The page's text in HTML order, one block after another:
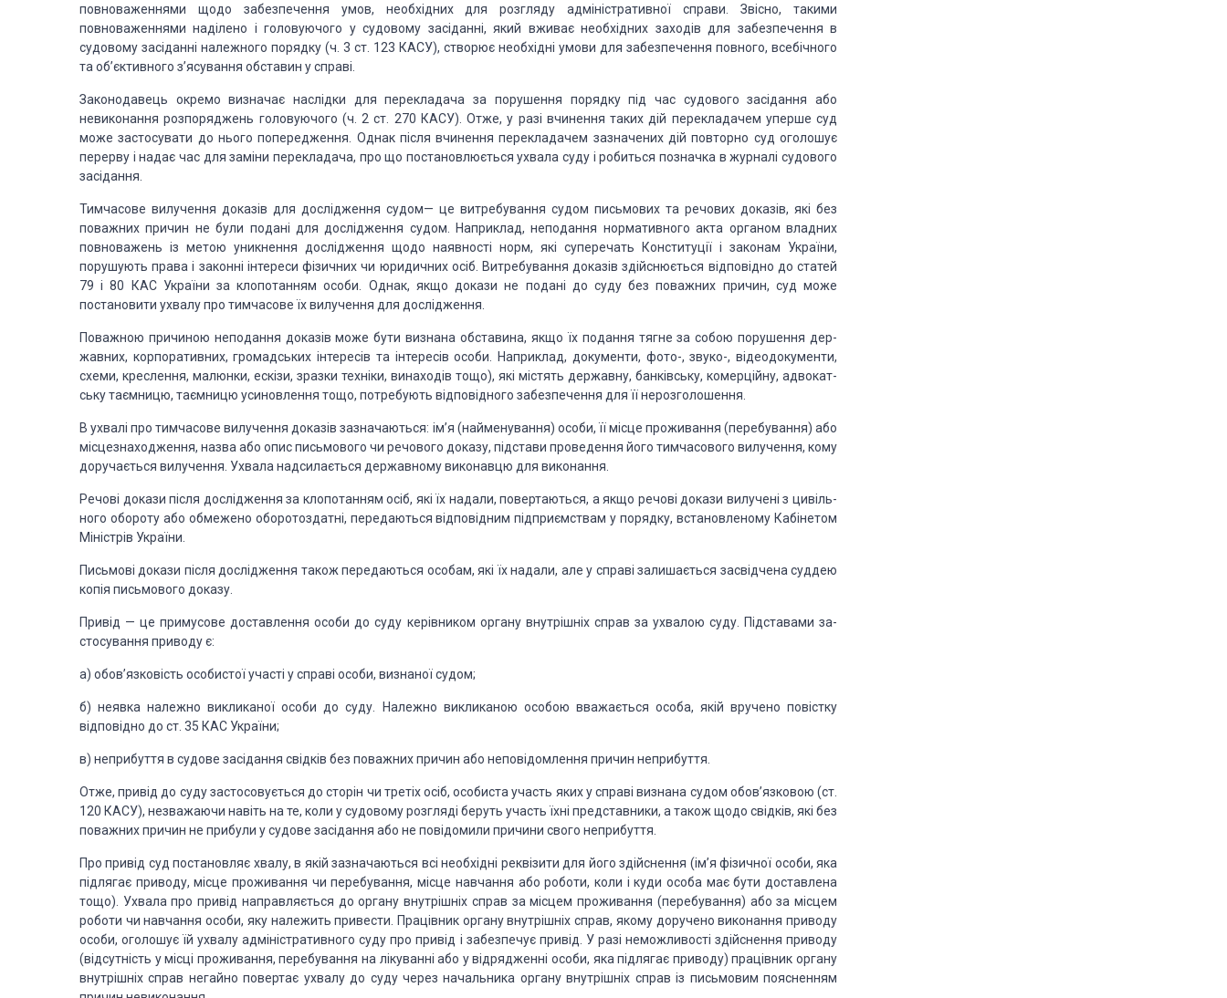
повноваженнями щодо забезпечення умов, необхідних для роз­гляду адміністративної справи. Звісно, такими
повноваження­ми наділено і головуючого у судовому засіданні, який вживає необхідних заходів для забезпечення в
судовому засіданні на­лежного порядку (ч. 3 ст. 123 КАСУ), створює необхідні умови для забезпечення повного, всебічного
та об’єктивного з’ясування обставин у справі.
Законодавець окремо визначає наслідки для перекладача за порушення порядку під час судового засідання або
невиконан­ня розпоряджень головуючого (ч. 2 ст. 270 КАСУ). Отже, у разі вчинення таких дій перекладачем уперше суд
може застосувати до нього попередження. Однак після вчинення перекладачем зазначених дій повторно суд оголошує
перерву і надає час для заміни перекладача, про що постановлюється ухвала суду і ро­биться позначка в журналі судового
засідання.
Тимчасове вилучення доказів для дослідження судом— це ви­требування судом письмових та речових доказів, які без
поваж­них причин не були подані для дослідження судом. Наприклад, неподання нормативного акта органом владних
повноважень із метою уникнення дослідження щодо наявності норм, які су­перечать Конституції і законам України,
порушують права і законні інтереси фізичних чи юридичних осіб. Витребування доказів здійснюється відповідно до статей
79 і 80 КАС України за клопотанням особи. Однак, якщо докази не подані до суду без поважних причин, суд може
постановити ухвалу про тимча­сове їх вилучення для дослідження.
Поважною причиною неподання доказів може бути визна­на обставина, якщо їх подання тягне за собою порушення дер­
жавних, корпоративних, громадських інтересів та інтересів особи. Наприклад, документи, фото-, звуко-, відеодокументи,
схеми, креслення, малюнки, ескізи, зразки техніки, винаходів тощо), які містять державну, банківську, комерційну, адвокат­
ську таємницю, таємницю усиновлення тощо, потребують від­повідного забезпечення для їїнерозголошення.
В ухвалі про тимчасове вилучення доказів зазначаються: ім’я (найменування) особи, її місце проживання (перебування) або
місцезнаходження, назва або опис письмового чи речового доказу, підстави проведення його тимчасового вилучення, кому
доручається вилучення. Ухвала надсилається державному вико­навцю для виконання.
Речові докази після дослідження за клопотанням осіб, які їх надали, повертаються, а якщо речові докази вилучені з цивіль­
ного обороту або обмежено оборотоздатні, передаються від­повідним підприємствам у порядку, встановленому Кабінетом
Міністрів України.
Письмові докази після дослідження також передаються особам, які їхнадали, але у справі залишається засвідчена суд­дею
копія письмового доказу.
Привід — це примусове доставлення особи до суду керівни­ком органу внутрішніх справ за ухвалою суду. Підставами за­
стосування приводу є:
а) обов’язковість особистої участі у справі особи, визнаної судом;
б) неявка належно викликаної особи до суду. Належно викликаною особою вважається особа, якій вручено повістку
відповідно до ст. 35 КАС України;
в) неприбуття в судове засідання свідків без поважних при­чин або неповідомлення причин неприбуття.
Отже, привід до суду застосовується до сторін чи третіх осіб, особиста участь яких у справі визнана судом обов’язковою (ст.
120 КАСУ), незважаючи навіть на те, коли у судовому роз­гляді беруть участь їхні представники, а також щодо свідків, які без
поважних причин не прибули у судове засідання або не повідомили причини свого неприбуття.
Про привід суд постановляє хвалу, в якій зазначаються всі необхідні реквізити для його здійснення (ім’я фізичної особи, яка
підлягає приводу, місце проживання чи перебування, місце навчання або роботи, коли і куди особа маєбути доставлена
тощо). Ухвала про привід направляється до органу внутрішніх справ за місцем проживання (перебування) або за місцем
робо­ти чи навчання особи, яку належить привести. Працівник ор­гану внутрішніх справ, якомудоручено виконання приводу
особи, оголошує їй ухвалу адміністративного суду про привід і забезпечує привід. У разі неможливості здійснення приводу
(відсутність у місці проживання, перебування на лікуванні або у відрядженні особи, яка підлягає приводу) працівник органу
внутрішніх справ негайно повертає ухвалу до суду через на­чальника органу внутрішніх справ із письмовим поясненням